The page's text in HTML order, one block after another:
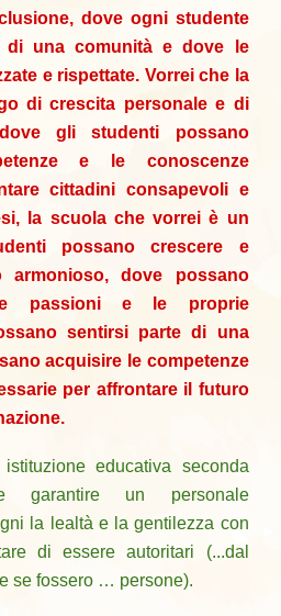
dove ogni studente
di una comunità e dove le
e rispettate. Vorrei che la
di crescita personale e di
gli studenti possano
e le conoscenze
cittadini consapevoli e
la scuola che vorrei è un
possano crescere e
armonioso, dove possano
passioni e le proprie
sentirsi parte di una
acquisire le competenze
per affrontare il futuro
educativa seconda
garantire un personale
la lealtà e la gentilezza con
di essere autoritari (...dal
se fossero … persone).